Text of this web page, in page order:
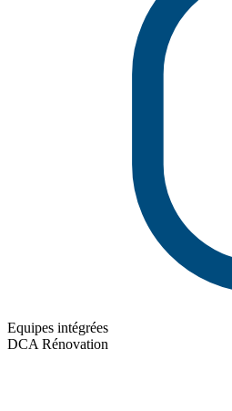
Equipes intégrées
DCA Rénovation